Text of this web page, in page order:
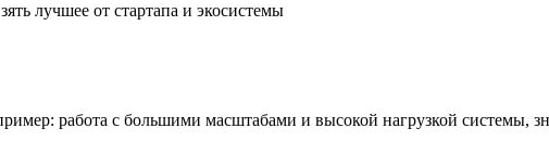
работа с большими масштабами и высокой нагрузкой системы,